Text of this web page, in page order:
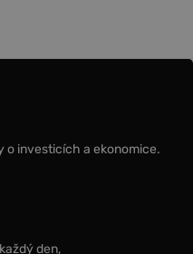
o investicích a ekonomice.
den,